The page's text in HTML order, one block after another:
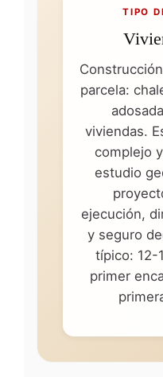
TIPO
parcela:
viviendas.
complejo
estudio
ejecución,
y seguro
típico: 12-
primer